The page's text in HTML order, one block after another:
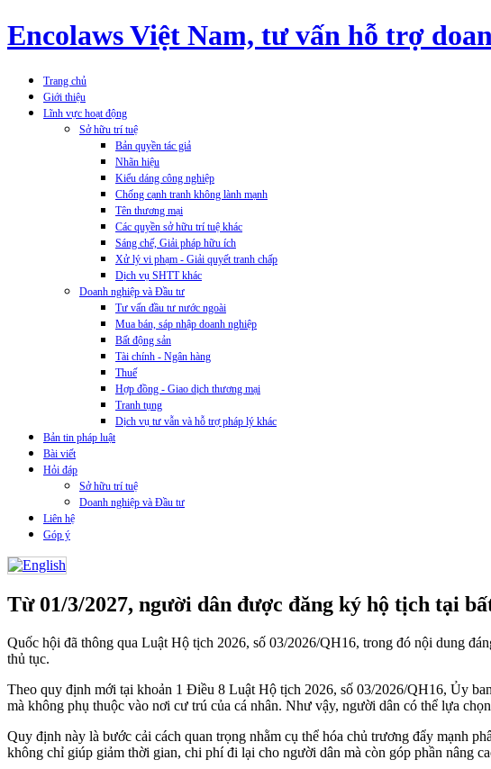
Encolaws Việt Nam, tư vấn hỗ trợ
Trang chủ
Giới thiệu
Lĩnh vực hoạt động
Sở hữu trí tuệ
Bản quyền tác giả
Nhãn hiệu
Kiểu dáng công nghiệp
Chống cạnh tranh không lành mạnh
Tên thương mại
Các quyền sở hữu trí tuệ khác
Sáng chế, Giải pháp hữu ích
Xử lý vi phạm - Giải quyết tranh chấp
Dịch vụ SHTT khác
Doanh nghiệp và Đầu tư
Tư vấn đầu tư nước ngoài
Mua bán, sáp nhập doanh nghiệp
Bất động sản
Tài chính - Ngân hàng
Thuế
Hợp đồng - Giao dịch thương mại
Tranh tụng
Dịch vụ tư vẫn và hỗ trợ pháp lý khác
Bản tin pháp luật
Bài viết
Hỏi đáp
Sở hữu trí tuệ
Doanh nghiệp và Đầu tư
Liên hệ
Góp ý
Từ 01/3/2027, người dân được đăng ký hộ tịch tại
Quốc hội đã thông qua Luật Hộ tịch 2026, số 03/2026/QH16, trong đó nội dung
thủ tục.
Theo quy định mới tại khoản 1 Điều 8 Luật Hộ tịch 2026, số 03/2026/QH16, Ủy
mà không phụ thuộc vào nơi cư trú của cá nhân. Như vậy, người dân có thể lựa
Quy định này là bước cải cách quan trọng nhằm cụ thể hóa chủ trương đẩy mạnh
không chỉ giúp giảm thời gian, chi phí đi lại cho người dân mà còn góp phần nâng